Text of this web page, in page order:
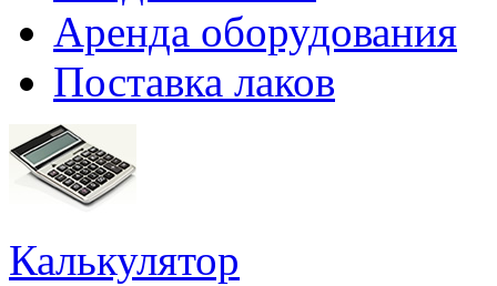
Аренда оборудования
Поставка лаков
Калькулятор